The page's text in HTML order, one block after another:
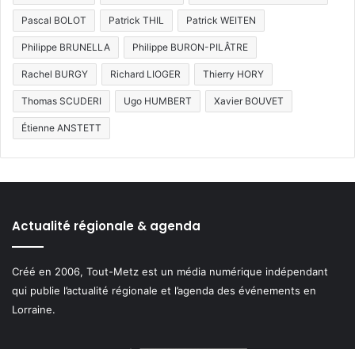
Pascal BOLOT Patrick THIL Patrick WEITEN
Philippe BRUNELLA Philippe BURON-PILÂTRE
Rachel BURGY Richard LIOGER Thierry HORY
Thomas SCUDERI Ugo HUMBERT Xavier BOUVET
Étienne ANSTETT
Actualité régionale & agenda
Créé en 2006, Tout-Metz est un média numérique indépendant
qui publie l’actualité régionale et l’agenda des événements en
Lorraine.